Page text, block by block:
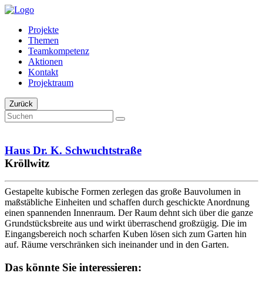
Projekte
Themen
Teamkompetenz
Aktionen
Kontakt
Projektraum
Zurück
Haus Dr. K. Schwuchtstraße
Kröllwitz
Gestapelte kubische Formen zerlegen das große Bauvolumen in
maßstäbliche Einheiten und schaffen durch geschickte Anordnung
einen spannenden Innenraum. Der Raum dehnt sich über die ganze
Grundstücksbreite aus und wirkt überraschend großzügig. Die im
Eingangsbereich noch scharfen Kuben lösen sich zum Garten hin
auf. Räume verschränken sich ineinander und in den Garten.
Das könnte Sie interessieren: